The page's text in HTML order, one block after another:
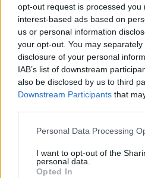
opt-out request is processed you
interest-based ads based on
us or personal information
your opt-out. You may
disclosure of your personal
IAB’s list of downstream
also be disclosed by us to third
Downstream Participants that
Please note that this website/
not limited to your visit or usage
grant or deny consent to Google
Personal Data Processing
I want to opt-out of the
personal data.
Opted In
ΠΕΡΙΣΣΟΤΕΡΑ ΒΙΝΤΕΟ
πρώτοι όλες τις ειδήσεις